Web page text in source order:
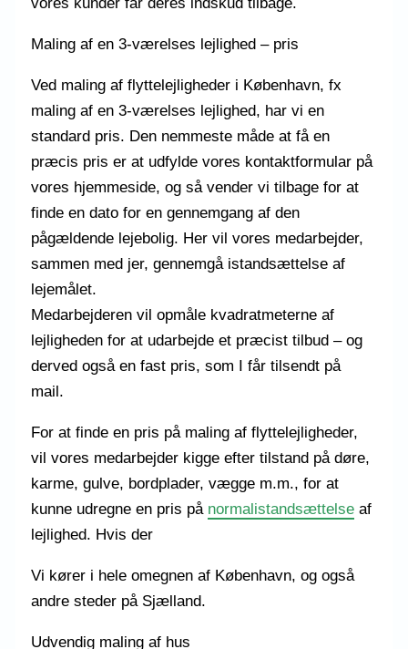
Maling af en 3-værelses lejlighed – pris
Ved maling af flyttelejligheder i København, fx
maling af en 3-værelses lejlighed, har vi en
standard pris. Den nemmeste måde at få en
præcis pris er at udfylde vores kontaktformular på
vores hjemmeside, og så vender vi tilbage for at
finde en dato for en gennemgang af den
pågældende lejebolig. Her vil vores medarbejder,
sammen med jer, gennemgå istandsættelse af
lejemålet.
Medarbejderen vil opmåle kvadratmeterne af
lejligheden for at udarbejde et præcist tilbud – og
derved også en fast pris, som I får tilsendt på
mail.
For at finde en pris på maling af flyttelejligheder,
vil vores medarbejder kigge efter tilstand på døre,
karme, gulve, bordplader, vægge m.m., for at
kunne udregne en pris på normalistandsættelse af
lejlighed. Hvis der
Vi kører i hele omegnen af København, og også
andre steder på Sjælland.
Udvendig maling af hus